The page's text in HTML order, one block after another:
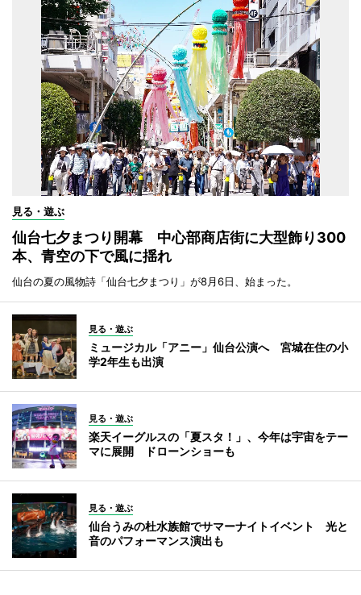
見る・遊ぶ
仙台七夕まつり開幕 中心部商店街に大型飾り300
本、青空の下で風に揺れ
仙台の夏の風物詩「仙台七夕まつり」が8月6日、始まった。
見る・遊ぶ
ミュージカル「アニー」仙台公演へ 宮城在住の小
学2年生も出演
見る・遊ぶ
楽天イーグルスの「夏スタ！」、今年は宇宙をテー
マに展開 ドローンショーも
見る・遊ぶ
仙台うみの杜水族館でサマーナイトイベント 光と
音のパフォーマンス演出も